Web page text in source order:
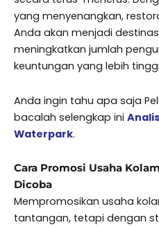
yang menyenangkan,
Anda akan menjadi
meningkatkan jumlah
keuntungan yang lebih
Anda ingin tahu apa saja
bacalah selengkap ini
Waterpark.
Cara Promosi Usaha
Dicoba
Mempromosikan usaha
tantangan, tetapi dengan